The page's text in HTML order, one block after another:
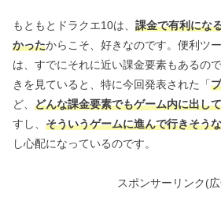
もともとドラクエ10は、 課金で有利にな
かったからこそ、好きなのです。便利ツ
は、すでにそれに近い課金要素もあるの
きを見ていると、特に今回発表された「
ど、 どんな課金要素でもゲーム内に出し
すし、 そういうゲームに進んで行きそう
し心配になっているのです。
スポンサーリンク(